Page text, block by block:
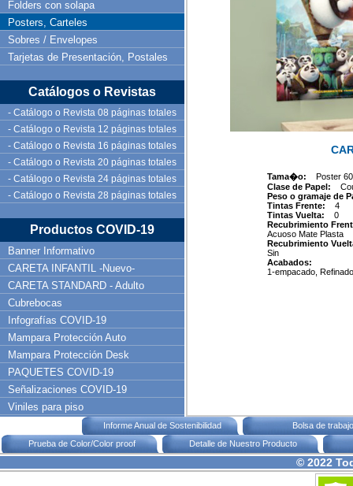
Folders con solapa
Posters, Carteles
Sobres / Envelopes
Tarjetas de Presentación, Postales
Catálogos o Revistas
- Catálogo o Revista 08 páginas totales
- Catálogo o Revista 12 páginas totales
- Catálogo o Revista 16 páginas totales
- Catálogo o Revista 20 páginas totales
- Catálogo o Revista 24 páginas totales
- Catálogo o Revista 28 páginas totales
Productos COVID-19
Banner Informativo
CARETA INFANTIL -Nuevo-
CARETA STANDARD - Adulto
Cubrebocas
Infografías COVID-19
Mampara Protección Auto
Mampara Protección Desk
PAQUETES COVID-19
Señalizaciones COVID-19
Viniles para piso
Tama�o: Poster
Clase de Papel:
Peso o gramaje de
Tintas Frente: 4
Tintas Vuelta: 0
Recubrimiento
Acuoso Mate Plasta
Recubrimiento
Sin
Acabados:
1-empacado, Refinado
Informe Anual de Sostenibilidad
Bolsa de trabajo
Prueba de Color/Color proof
Detalle de Nuestro Producto
© 2022